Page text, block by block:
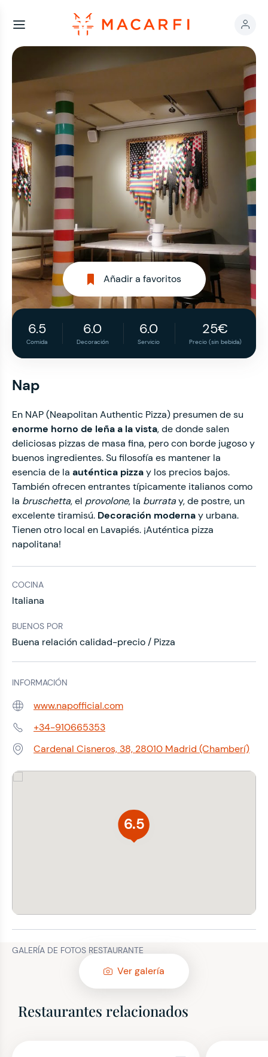
Añadir a favoritos
6.5
Comida
6.0
Decoración
6.0
Servicio
25€
Precio (sin bebida)
Nap
En NAP (Neapolitan Authentic Pizza) presumen de su
enorme horno de leña a la vista, de donde salen
deliciosas pizzas de masa fina, pero con borde jugoso y
buenos ingredientes. Su filosofía es mantener la
esencia de la auténtica pizzay los precios bajos.
También ofrecen entrantes típicamente italianos como
la bruschetta, el provolone, la burratay, de postre, un
excelente tiramisú. Decoración modernay urbana.
Tienen otro local en Lavapiés. ¡Auténtica pizza
napolitana!
COCINA
Italiana
BUENOS POR
Buena relación calidad-precio / Pizza
INFORMACIÓN
Web: www.napofficial.com
Teléfono:+34-910665353
Dirección:Cardenal Cisneros, 38, 28010 Madrid (Chamberí)
6.5
GALERÍA DE FOTOS RESTAURANTE
Ver galería
Restaurantes relacionados